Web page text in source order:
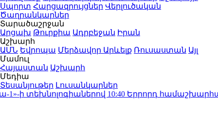
Սպորտ Հարցազրույցներ Վերլուծական
Ծաղրանկարներ
Տարածաշրջան
Արցախ Թուրքիա Ադրբեջան Իրան
Աշխարհ
ԱՄՆ Եվրոպա Մերձավոր Արևելք Ռուսաստան Այլ
Մամուլ
Հայաստան Աշխարհ
Մեդիա
Տեսանյութեր Լուսանկարներ
ի տեխնոլոգիաներով10:40Երրորդ համաշխարհային